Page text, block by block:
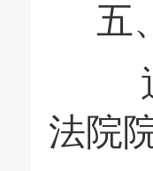
五
法院